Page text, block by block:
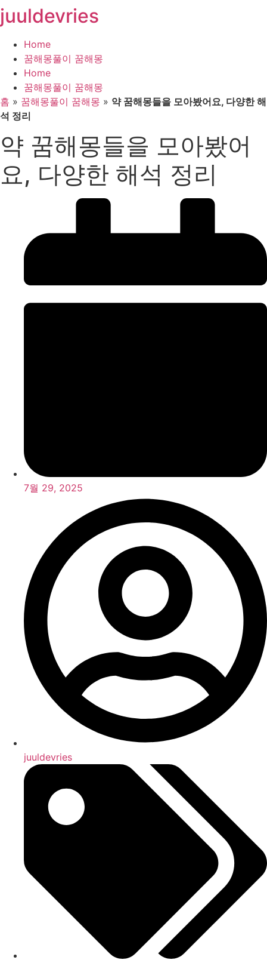
콘
텐
뛰
기
juuldevries
Home
꿈해몽풀이 꿈해몽
Home
꿈해몽풀이 꿈해몽
홈 » 꿈해몽풀이 꿈해몽 » 약 꿈해몽들을 모아봤어요, 다양한 해
석 정리
약 꿈해몽들을 모아봤어
요, 다양한 해석 정리
7월 29, 2025
juuldevries